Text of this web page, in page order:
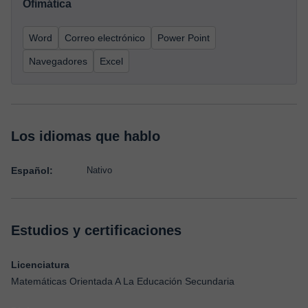
Ofimática
Word Correo electrónico Power Point
Navegadores Excel
Los idiomas que hablo
Español: Nativo
Estudios y certificaciones
Licenciatura
Matemáticas Orientada A La Educación Secundaria